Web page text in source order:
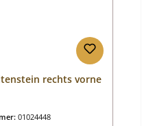
rechts vorne
01024448